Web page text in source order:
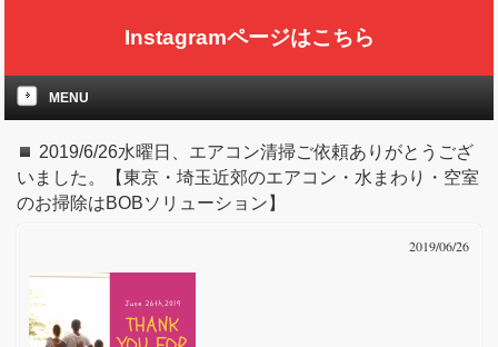
Instagramページはこちら
MENU
2019/6/26水曜日、エアコン清掃ご依頼ありがとうござ
いました。【東京・埼玉近郊のエアコン・水まわり・空室
のお掃除はBOBソリューション】
2019/06/26